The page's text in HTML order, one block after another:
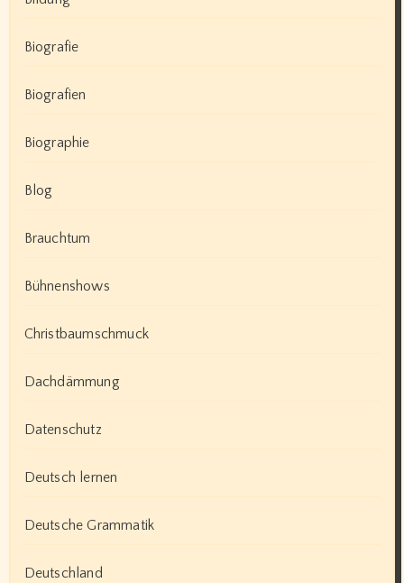
Biografie
Biografien
Biographie
Blog
Brauchtum
Bühnenshows
Christbaumschmuck
Dachdämmung
Datenschutz
Deutsch lernen
Deutsche Grammatik
Deutschland